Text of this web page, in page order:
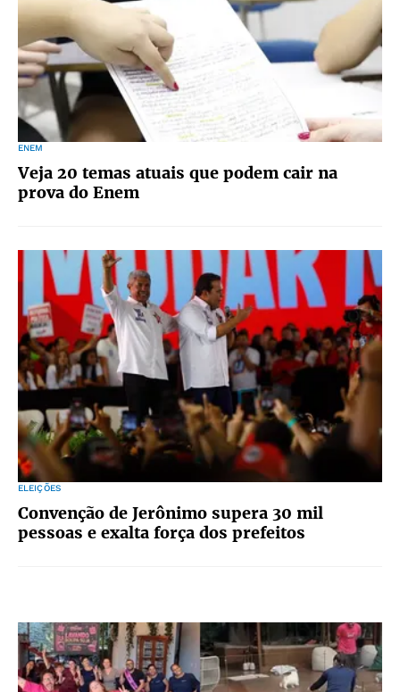
ENEM
Veja 20 temas atuais que podem cair na
prova do Enem
ELEIÇÕES
Convenção de Jerônimo supera 30 mil
pessoas e exalta força dos prefeitos